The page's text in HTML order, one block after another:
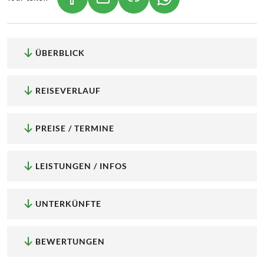
(LINK ÖFFNET IN NEUEM TAB)
(LINK ÖFFNET IN NEUEM TAB)
(LINK ÖFFNET IN
ÜBERBLICK
REISEVERLAUF
PREISE / TERMINE
LEISTUNGEN / INFOS
UNTERKÜNFTE
BEWERTUNGEN